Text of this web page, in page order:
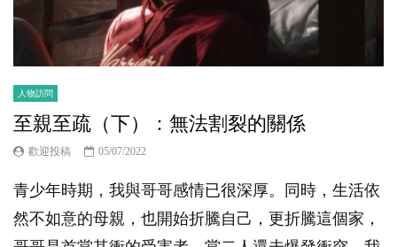
人物訪問
至親至疏（下）：無法割裂的關係
歡迎投稿 05/07/2022
青少年時期，我與哥哥感情已很深厚。同時，生活依
然不如意的母親，也開始折騰自己，更折騰這個家，